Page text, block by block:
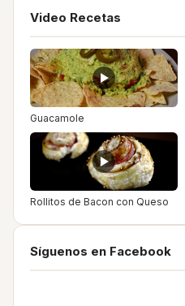
Video Recetas
Guacamole
Rollitos de Bacon con Queso
Síguenos en Facebook